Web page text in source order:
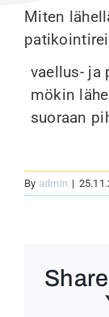
Majoitus
Miten
vaellus- ja
mökin
suoraan
By admin |